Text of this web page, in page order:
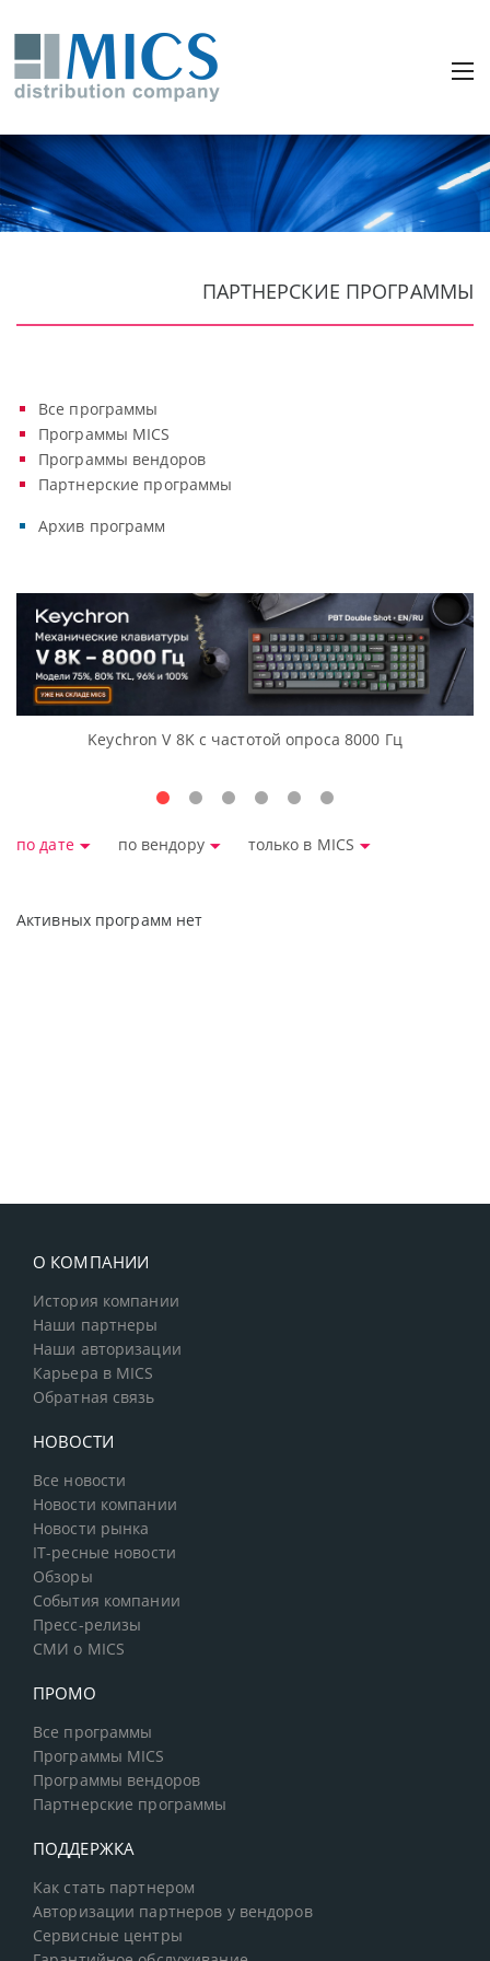
ПАРТНЕРСКИЕ ПРОГРАММЫ
Все программы
Программы MICS
Программы вендоров
Партнерские программы
Архив программ
Keychron V 8K с частотой опроса 8000 Гц
по дате по вендору только в MICS
Активных программ нет
О КОМПАНИИ
История компании
Наши партнеры
Наши авторизации
Карьера в MICS
Обратная связь
НОВОСТИ
Все новости
Новости компании
Новости рынка
IT-ресные новости
Обзоры
События компании
Пресс-релизы
СМИ о MICS
ПРОМО
Все программы
Программы MICS
Программы вендоров
Партнерские программы
ПОДДЕРЖКА
Как стать партнером
Авторизации партнеров у вендоров
Сервисные центры